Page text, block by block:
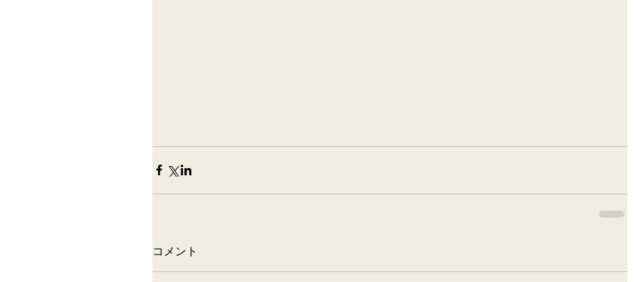
コメント